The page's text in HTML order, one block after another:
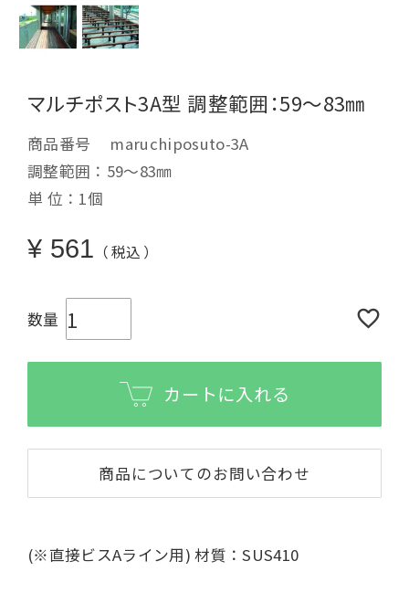
マルチポスト3A型 調整範囲：59～83㎜
商品番号
maruchiposuto-3A
調整範囲：59～83㎜
単 位：1個
¥ 561 税込
カートに入れる
商品についてのお問い合わせ
(※直接ビスAライン用) 材質：SUS410